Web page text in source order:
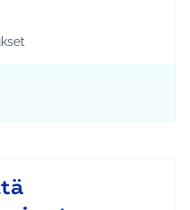
Hyrylä
mukaan: Liikunta ja